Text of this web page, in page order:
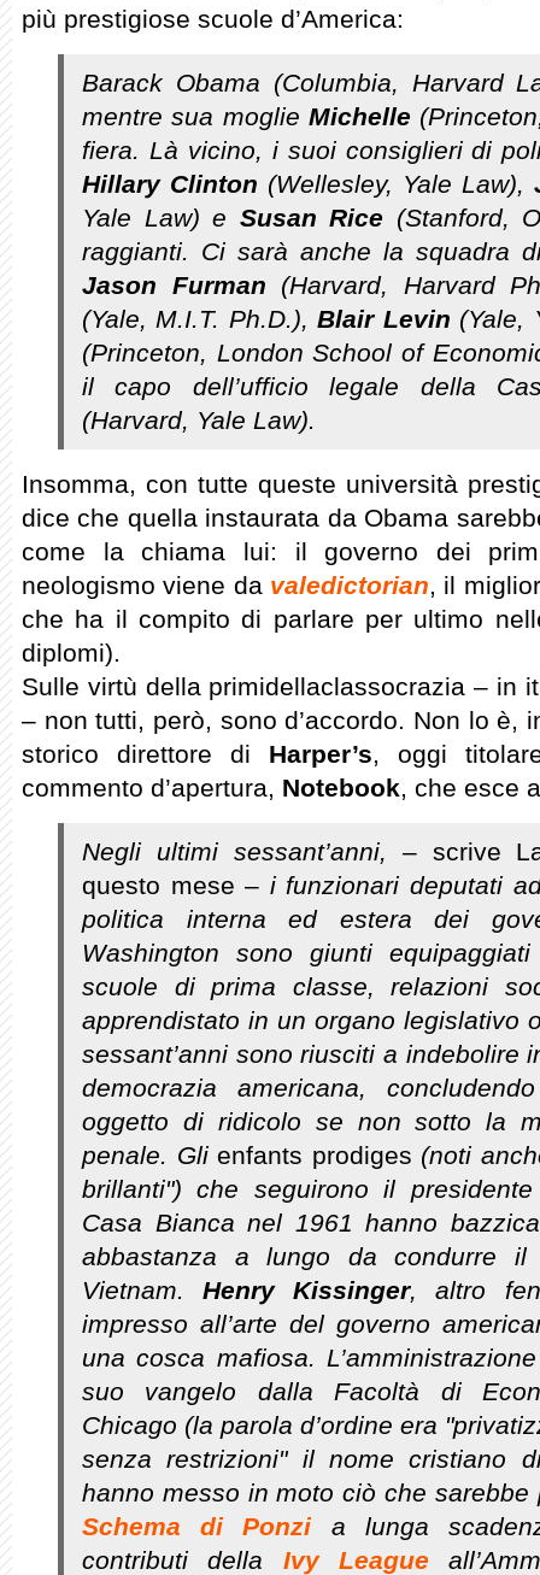
più prestigiose scuole d’America:
Barack Obama (Columbia, Harvard
mentre sua moglie Michelle
fiera. Là vicino, i suoi consiglieri di
Hillary Clinton (Wellesley, Yale Law),
Yale Law) e Susan Rice (Stanford,
raggianti. Ci sarà anche la squadra
Jason Furman (Harvard, Harvard
(Yale, M.I.T. Ph.D.),Blair Levin (Yale,
(Princeton, London School of
il capo dell’ufficio legale della
(Harvard, Yale Law).
Insomma, con tutte queste università
dice che quella instaurata da Obama
come la chiama lui: il governo dei
neologismo viene da valedictorian, il
che ha il compito di parlare per ultimo
diplomi).
Sulle virtù della primidellaclassocrazia – in
– non tutti, però, sono d’accordo. Non lo è,
storico direttore di Harper’s, oggi
commento d’apertura, Notebook, che esce
Negli ultimi sessant’anni, – scrive
questo mese – i funzionari deputati
politica interna ed estera dei
Washington sono giunti
scuole di prima classe, relazioni
apprendistato in un organo legislativo
sessant’anni sono riusciti a indebolire
democrazia americana,
oggetto di ridicolo se non sotto la
penale. Gli enfants prodiges (noti
brillanti") che seguirono il
Casa Bianca nel 1961 hanno
abbastanza a lungo da condurre
Vietnam.Henry Kissinger, altro
impresso all’arte del governo
una cosca mafiosa.
suo vangelo dalla Facoltà di
Chicago (la parola d’ordine era
senza restrizioni" il nome cristiano
hanno messo in moto ciò che
Schema di Ponzi a lunga
contributi della Ivy League